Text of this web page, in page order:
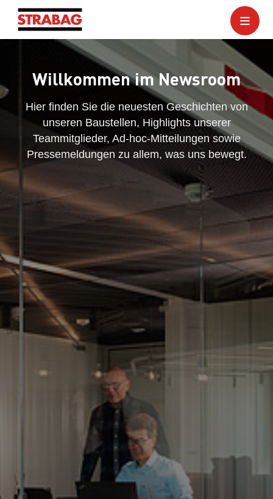
Willkommen im Newsroom
Hier finden Sie die neuesten Geschichten von
unseren Baustellen, Highlights unserer
Teammitglieder, Ad-hoc-Mitteilungen sowie
Pressemeldungen zu allem, was uns bewegt.